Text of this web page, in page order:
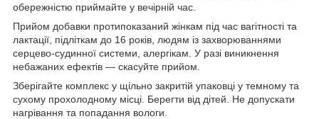
обережністю приймайте у вечірній час.
Прийом добавки протипоказаний жінкам під час вагітності та
лактації, підліткам до 16 років, людям із захворюваннями
серцево-судинної системи, алергікам. У разі виникнення
небажаних ефектів — скасуйте прийом.
Зберігайте комплекс у щільно закритій упаковці у темному та
сухому прохолодному місці. Берегти від дітей. Не допускати
нагрівання та попадання вологи.